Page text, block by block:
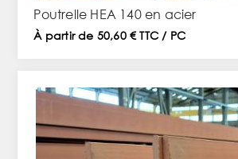
Poutrelle HEA 140 en acier
À partir de 50,60 € TTC / PC